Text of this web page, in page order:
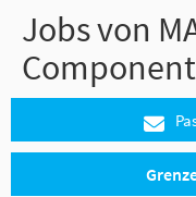
Jobs von